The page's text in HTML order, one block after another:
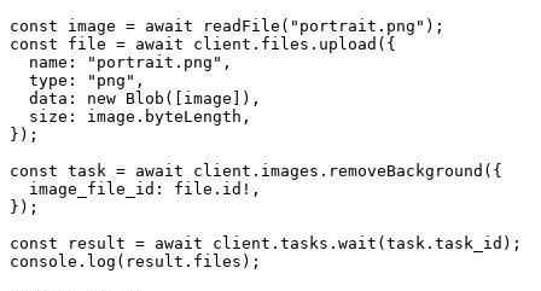
const image = await readFile("portrait.png");
const file = await client.files.upload({
  name: "portrait.png",
  type: "png",
  data: new Blob([image]),
  size: image.byteLength,
});
const task = await client.images.removeBackground({
  image_file_id: file.id!,
});
const result = await client.tasks.wait(task.task_id);
console.log(result.files);